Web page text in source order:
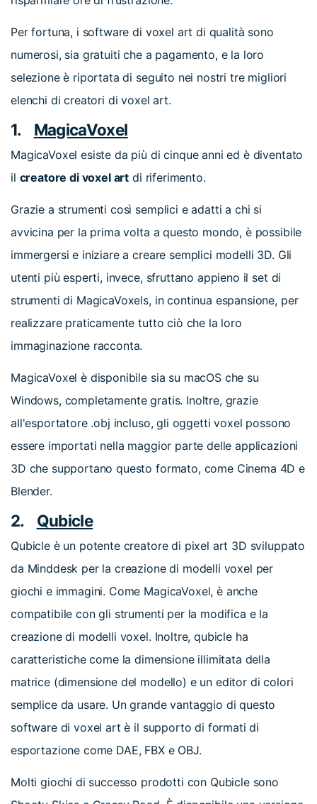
Per fortuna, i software di voxel art di qualità sono
numerosi, sia gratuiti che a pagamento, e la loro
selezione è riportata di seguito nei nostri tre migliori
elenchi di creatori di voxel art.
1. MagicaVoxel
MagicaVoxel esiste da più di cinque anni ed è diventato
il creatore di voxel art di riferimento.
Grazie a strumenti così semplici e adatti a chi si
avvicina per la prima volta a questo mondo, è possibile
immergersi e iniziare a creare semplici modelli 3D. Gli
utenti più esperti, invece, sfruttano appieno il set di
strumenti di MagicaVoxels, in continua espansione, per
realizzare praticamente tutto ciò che la loro
immaginazione racconta.
MagicaVoxel è disponibile sia su macOS che su
Windows, completamente gratis. Inoltre, grazie
all'esportatore .obj incluso, gli oggetti voxel possono
essere importati nella maggior parte delle applicazioni
3D che supportano questo formato, come Cinema 4D e
Blender.
2. Qubicle
Qubicle è un potente creatore di pixel art 3D sviluppato
da Minddesk per la creazione di modelli voxel per
giochi e immagini. Come MagicaVoxel, è anche
compatibile con gli strumenti per la modifica e la
creazione di modelli voxel. Inoltre, qubicle ha
caratteristiche come la dimensione illimitata della
matrice (dimensione del modello) e un editor di colori
semplice da usare. Un grande vantaggio di questo
software di voxel art è il supporto di formati di
esportazione come DAE, FBX e OBJ.
Molti giochi di successo prodotti con Qubicle sono